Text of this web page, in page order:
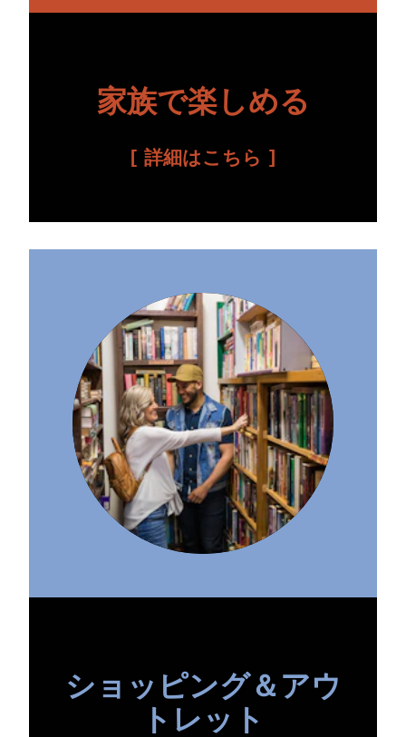
家族で楽しめる
詳細はこちら
ショッピング＆アウ
トレット